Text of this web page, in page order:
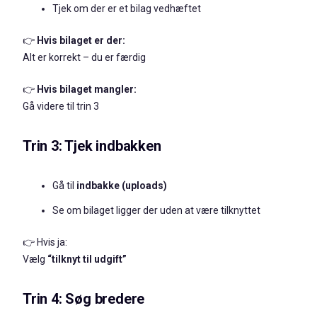
Tjek om der er et bilag vedhæftet
👉 Hvis bilaget er der:
Alt er korrekt – du er færdig
👉 Hvis bilaget mangler:
Gå videre til trin 3
Trin 3: Tjek indbakken
Gå til indbakke (uploads)
Se om bilaget ligger der uden at være tilknyttet
👉 Hvis ja:
Vælg “tilknyt til udgift”
Trin 4: Søg bredere